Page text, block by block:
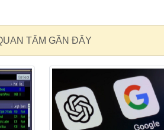
TÂM GẦN ĐÂY